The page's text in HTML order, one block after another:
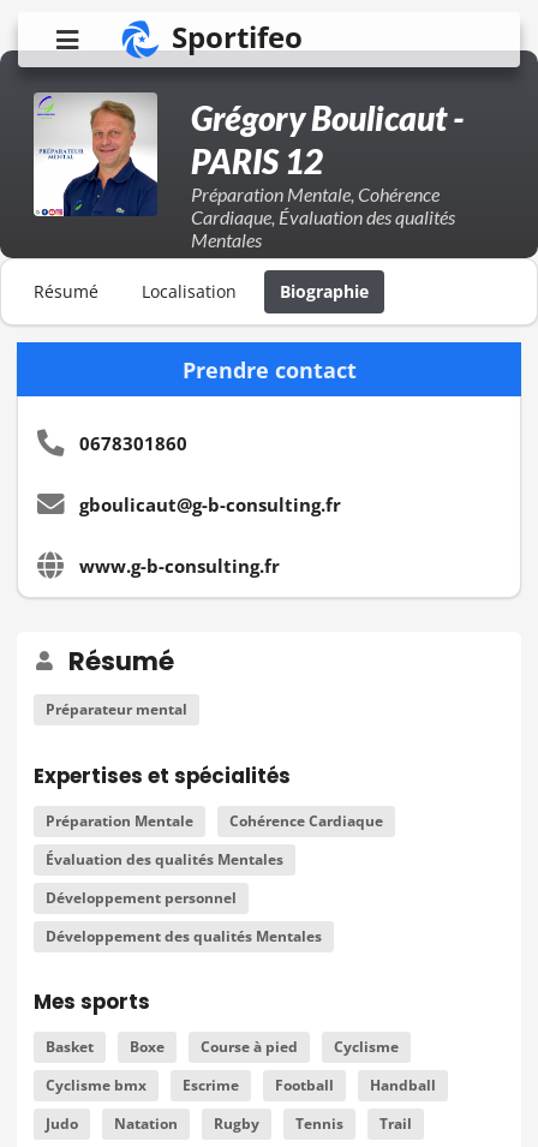
Sportifeo
Grégory Boulicaut -
PARIS 12
Préparation Mentale, Cohérence
Cardiaque, Évaluation des qualités
Mentales
Résumé Localisation Biographie
Résumé
Préparateur mental
Expertises et spécialités
Préparation Mentale
Cohérence Cardiaque
Évaluation des qualités Mentales
Développement personnel
Développement des qualités Mentales
Mes sports
Basket Boxe Course à pied
Cyclisme
Cyclisme bmx
Escrime Football
Handball
Judo
Natation Rugby Tennis
Trail
Prendre contact
0678301860
gboulicaut@g-b-consulting.fr
www.g-b-consulting.fr